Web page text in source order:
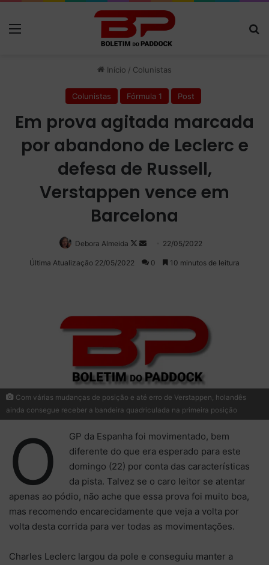
Início / Colunistas
Colunistas Fórmula 1 Post
Em prova agitada marcada
por abandono de Leclerc e
defesa de Russell,
Verstappen vence em
Barcelona
Debora Almeida
Follow
on
Mande
um
22/05/2022
Última Atualização 22/05/2022 0 10 minutos de leitura
Com várias mudanças de posição e até erro de Verstappen, holandês
ainda consegue receber a bandeira quadriculada na primeira posição
O
GP da Espanha foi movimentado, bem
diferente do que era esperado para este
domingo (22) por conta das características
da pista. Talvez se o caro leitor se atentar
apenas ao pódio, não ache que essa prova foi muito boa,
mas recomendo encarecidamente que veja a volta por
volta desta corrida para ver todas as movimentações.
Charles Leclerc largou da pole e conseguiu manter a